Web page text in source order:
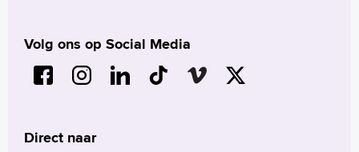
Volg ons op Social Media
Direct naar